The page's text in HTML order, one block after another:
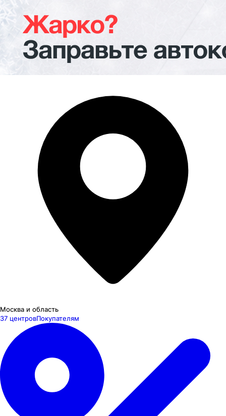
Москва и область
37 центровПокупателям